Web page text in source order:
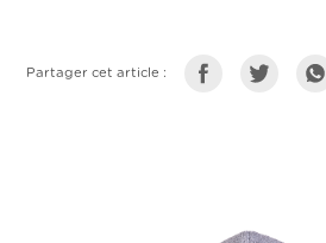
Partager cet article :